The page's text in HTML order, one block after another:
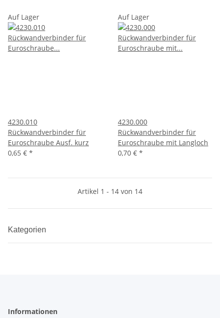
Auf Lager
4230.010
Rückwandverbinder für
Euroschraube Ausf. kurz
0,65 € *
Auf Lager
4230.000
Rückwandverbinder für
Euroschraube mit Langloch
0,70 € *
Artikel 1 - 14 von 14
Kategorien
Informationen